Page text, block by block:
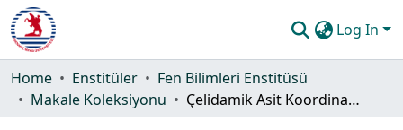
Log In
Communities & Collections
Home Enstitüler
Fen Bilimleri Enstitüsü
Makale Koleksiyonu
Çelidamik Asit Koordinasyon Bileşiklerinin Deneysel ve Hesaplamalı Yöntemlerle İncelenmesi, Dna İle Etkileşimlerinin Moleküler Modellemesi